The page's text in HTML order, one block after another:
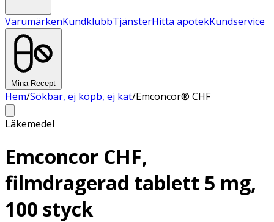
VarumärkenKundklubbTjänsterHitta apotekKundservice
Mina Recept
Hem/Sökbar, ej köpb, ej kat/Emconcor® CHF
Läkemedel
Emconcor CHF,
filmdragerad tablett 5 mg,
100 styck